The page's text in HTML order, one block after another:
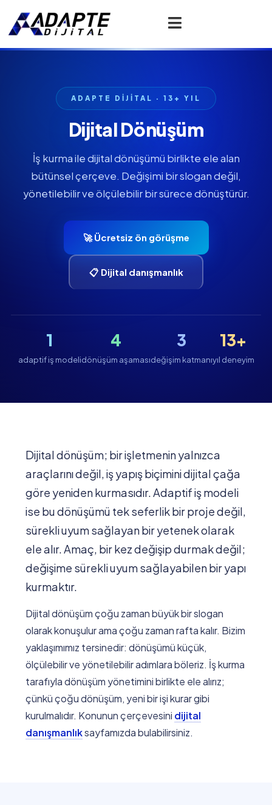
ADAPTE DİJİTAL · 13+ YIL
Dijital Dönüşüm
İş kurma ile dijital dönüşümü birlikte ele alan
bütünsel çerçeve. Değişimi bir slogan değil,
yönetilebilir ve ölçülebilir bir sürece dönüştürür.
🚀 Ücretsiz ön görüşme
📋 Dijital danışmanlık
1
adaptif iş modeli
4
dönüşüm aşaması
3
değişim katmanı
13+
yıl deneyim
Dijital dönüşüm; bir işletmenin yalnızca
araçlarını değil, iş yapış biçimini dijital çağa
göre yeniden kurmasıdır. Adaptif iş modeli
ise bu dönüşümü tek seferlik bir proje değil,
sürekli uyum sağlayan bir yetenek olarak
ele alır. Amaç, bir kez değişip durmak değil;
değişime sürekli uyum sağlayabilen bir yapı
kurmaktır.
Dijital dönüşüm çoğu zaman büyük bir slogan
olarak konuşulur ama çoğu zaman rafta kalır. Bizim
yaklaşımımız tersinedir: dönüşümü küçük,
ölçülebilir ve yönetilebilir adımlara böleriz. İş kurma
tarafıyla dönüşüm yönetimini birlikte ele alırız;
çünkü çoğu dönüşüm, yeni bir işi kurar gibi
kurulmalıdır. Konunun çerçevesini dijital
danışmanlıksayfamızda bulabilirsiniz.